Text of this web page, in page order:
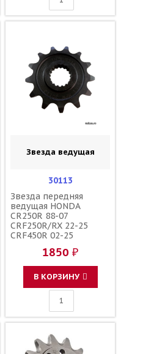
Звезда ведущая
30113
Звезда передняя
ведущая HONDA
CR250R 88-07
CRF250R/RX 22-25
CRF450R 02-25
CRF450RX 17-25
CR500R 88-01 зубов 13
/ MRP JTF284 253--520-
1850 ₽
В КОРЗИНУ